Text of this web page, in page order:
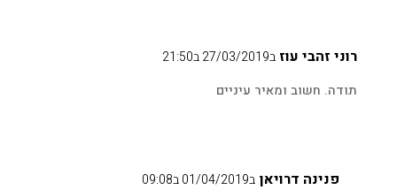
רוני זהבי עוז ב27/03/2019 ב21:50
תודה. חשוב ומאיר עיניים
פנינה דרויאן ב01/04/2019 ב09:08